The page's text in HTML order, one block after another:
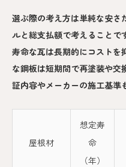
選ぶ際の考え方は単純な安さ
ルと総支払額で考えることで
寿命な瓦は長期的にコストを
な鋼板は短期間で再塗装や
証内容やメーカーの施工基準
屋根材
想定寿
命
（年）